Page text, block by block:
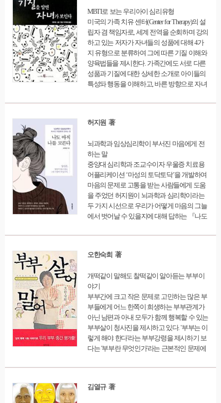
MBTI로 보는 우리아이 심리유형
미국의 가족 치유 센터(Center for Therapy)의 설
립자 겸 책임자로, 세계 전역을 순회하며 강의
하고 있는 저자가 자녀들의 성품에 대해 4가
지 유형으로 분류하여 그에 따른 기질 이해와
양육법들을 제시한다. 가족간에도 서로 다른
성품과 기질에 대한 상세한 소개로 아이들의
특성돠 행동을 이해하고, 바른 방향으로 자녀
한 지침서
허지원 著
뇌과학과 임상심리학이 부서진 마음에게 전
하는 말
중앙대 심리학과 조교수이자 우울증 치료용
어플리케이션 ‘마성의 토닥토닥’을 개발하여
마음의 문제로 고통을 받는 사람들에게 도움
을 주었던 허지원이 뇌과학과 심리학이라는
두 가지 시선으로 우리가 어떻게 마음의 그늘
에서 벗어날 수 있을지에 대해 답하는 『나도
못해 자존감이 낮은 사람, 자존감은 높아도 지
기 삶의 의미를 생각하느라 자꾸만 자기 자신
를 지닌 이들에게 자존감의 높고 낮음에 집착
하는 프레임에서 벗어나 지금의 나를 너그럽
게 바라보는 마음이 매일 조금씩 괜찮은 나로
변화하는데 가장 효과적이라는 사실을 심리
학적으로, 그리고 과학적으로 입증한다. 저자
는 우선 뇌과학자의 시선으로 정신적 고통의
원인을 친절하게 설명하면서 정신적 상처가
뇌에 어떤 영향을 미치는지, 어떻게 해야 뇌의
심리학자로서 직접 상담한 사례들을 소개하
는 장면에서는 실제 대화에서 오갔던 단어나
오한숙희 著
개떡같이 말해도 찰떡같이 알아듣는 부부이
야기
부부간에 크고 작은 문제로 고민하는 많은 부
부들에게 어느 한쪽이 희생하는 부부관계가
아닌 남편과 아내 모두가 함께 행복할 수 있는
부부살이 청사진을 제시하고 있다. '부부는 이
렇게 해야 한다'라는 부부강령을 제시하기 보
다는 '부부란 무엇인가'라는 근본적인 문제에
관계를 의도적으로 맺어지는 인간관계로 규
예의와 배려를 갖추고 상대방을 대하는 것만
김열규 著